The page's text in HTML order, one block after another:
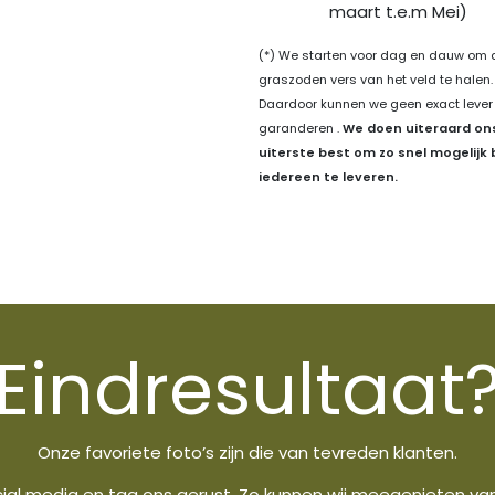
maart t.e.m Mei)
(*) We starten voor dag en dauw om
graszoden vers van het veld te halen.
Daardoor kunnen we geen exact
garanderen .We doen uiteraard
uiterste best om zo snel mogelijk
iedereen te leveren.
Onze favoriete foto’s zijn die van tevreden klanten.